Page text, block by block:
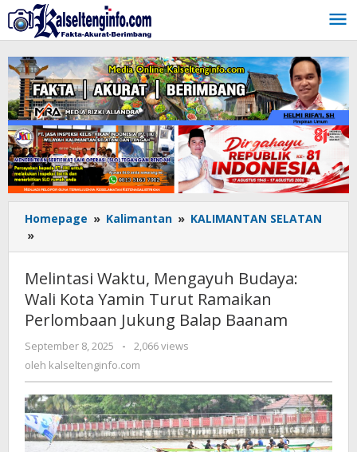
Lewati
ke
konten
Homepage » Kalimantan » KALIMANTAN SELATAN
»
Waktu,
Mengayuh
Budaya:
Wali
Kota
Turut
Ramaikan
Perlombaan
Jukung
Balap
Baanam
Melintasi Waktu, Mengayuh Budaya:
Wali Kota Yamin Turut Ramaikan
Perlombaan Jukung Balap Baanam
September 8, 2025
oleh
kalseltenginfo.com
-
2,066 views
oleh kalseltenginfo.com